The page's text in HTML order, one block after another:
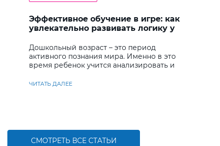
Эффективное обучение в игре: как
увлекательно развивать логику у
Дошкольный возраст – это период
активного познания мира. Именно в это
время ребенок учится анализировать и
ЧИТАТЬ ДАЛЕЕ
СМОТРЕТЬ ВСЕ СТАТЬИ